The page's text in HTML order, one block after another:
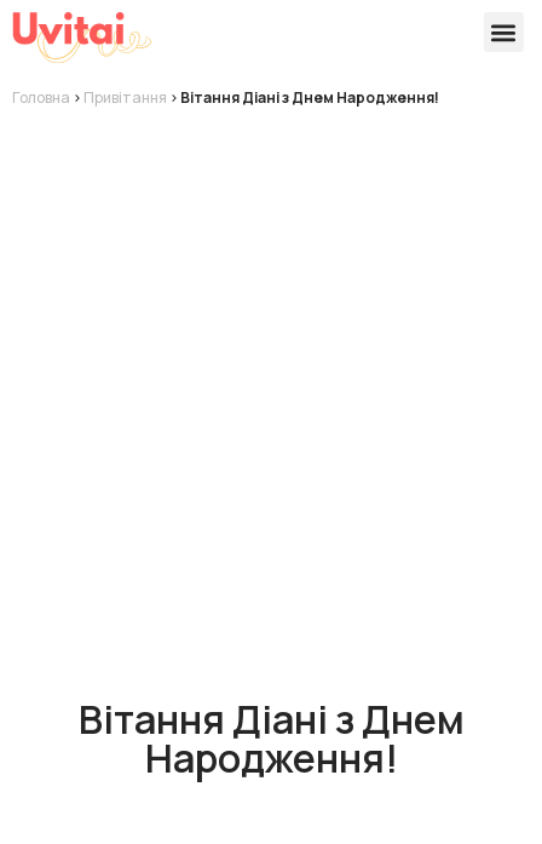
Головна > Привітання > Вітання Діані з Днем Народження!
Вітання Діані з Днем
Народження!